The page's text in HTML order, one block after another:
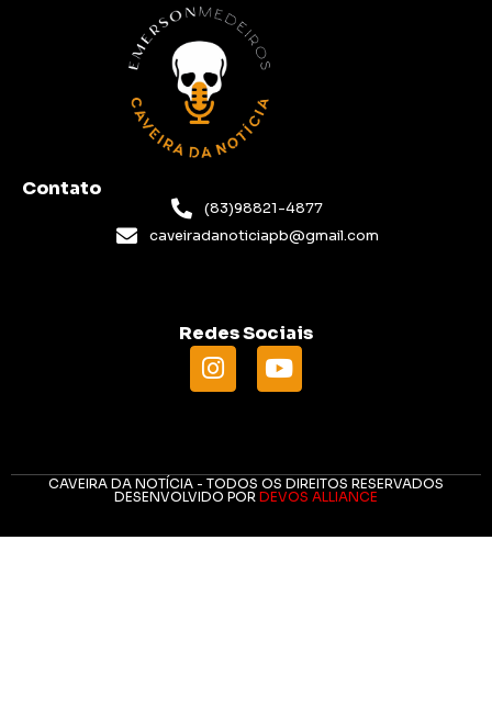
Contato
(83)98821-4877
caveiradanoticiapb@gmail.com
Redes Sociais
CAVEIRA DA NOTÍCIA - TODOS OS DIREITOS RESERVADOS
DESENVOLVIDO POR DEVOS ALLIANCE